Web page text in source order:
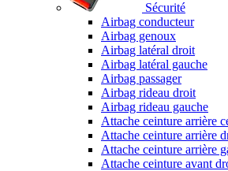
Sécurité
Airbag conducteur
Airbag genoux
Airbag latéral droit
Airbag latéral gauche
Airbag passager
Airbag rideau droit
Airbag rideau gauche
Attache ceinture arrière
Attache ceinture arrière
Attache ceinture arrière
Attache ceinture avant